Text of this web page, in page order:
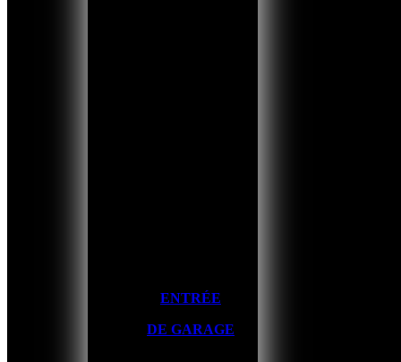
ENTRÉE
DE GARAGE